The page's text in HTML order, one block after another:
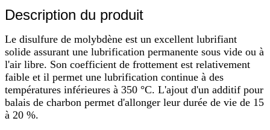
Description du produit
Le disulfure de molybdène est un excellent lubrifiant
solide assurant une lubrification permanente sous vide ou à
l'air libre. Son coefficient de frottement est relativement
faible et il permet une lubrification continue à des
températures inférieures à 350 °C. L'ajout d'un additif pour
balais de charbon permet d'allonger leur durée de vie de 15
à 20 %.